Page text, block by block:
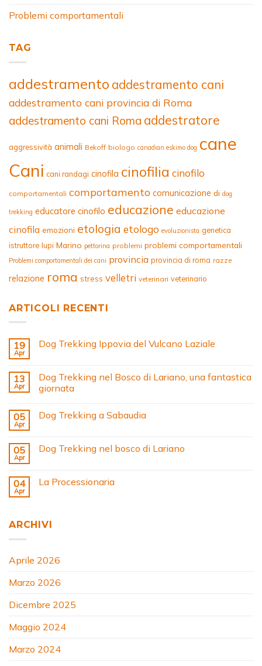
Problemi comportamentali
TAG
addestramento addestramento cani
addestramento cani provincia di Roma
addestramento cani Roma addestratore
aggressività animali Bekoff biologo canadian eskimo dog cane
Cani cani randagi cinofila cinofilia cinofilo
comportamentali comportamento comunicazione di dog
trekking educatore cinofilo educazione educazione
cinofila emozioni etologia etologo evoluzionista genetica
istruttore lupi Marino pettorina problemi problemi comportamentali
Problemi comportamentali dei cani provincia provincia di roma razze
relazione roma stress velletri veterinari veterinario
ARTICOLI RECENTI
19
Apr
Dog Trekking Ippovia del Vulcano Laziale
13
Apr
Dog Trekking nel Bosco di Lariano, una fantastica
giornata
05
Apr
Dog Trekking a Sabaudia
05
Apr
Dog Trekking nel bosco di Lariano
04
Apr
La Processionaria
ARCHIVI
Aprile 2026
Marzo 2026
Dicembre 2025
Maggio 2024
Marzo 2024